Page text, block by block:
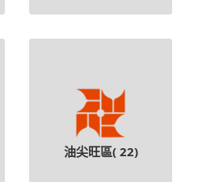
油尖旺區( 22)